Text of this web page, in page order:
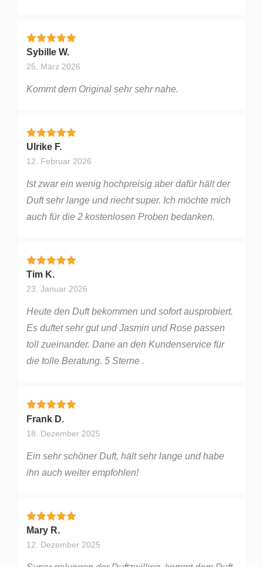
Bewertet mit
Sybille W.
25. März 2026
Kommt dem Original sehr sehr nahe.
Bewertet mit
Ulrike F.
12. Februar 2026
Ist zwar ein wenig hochpreisig aber dafür hält der
Duft sehr lange und riecht super. Ich möchte mich
auch für die 2 kostenlosen Proben bedanken.
Bewertet mit
Tim K.
23. Januar 2026
Heute den Duft bekommen und sofort ausprobiert.
Es duftet sehr gut und Jasmin und Rose passen
toll zueinander. Dane an den Kundenservice für
die tolle Beratung. 5 Sterne .
Bewertet mit
Frank D.
18. Dezember 2025
Ein sehr schöner Duft, hält sehr lange und habe
ihn auch weiter empfohlen!
Bewertet mit
Mary R.
12. Dezember 2025